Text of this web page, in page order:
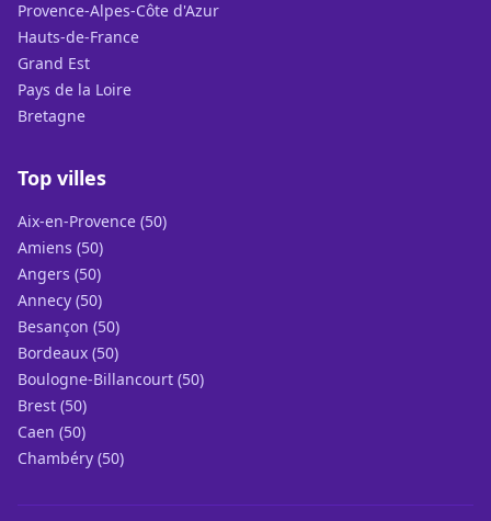
Provence-Alpes-Côte d'Azur
Hauts-de-France
Grand Est
Pays de la Loire
Bretagne
Top villes
Aix-en-Provence (50)
Amiens (50)
Angers (50)
Annecy (50)
Besançon (50)
Bordeaux (50)
Boulogne-Billancourt (50)
Brest (50)
Caen (50)
Chambéry (50)